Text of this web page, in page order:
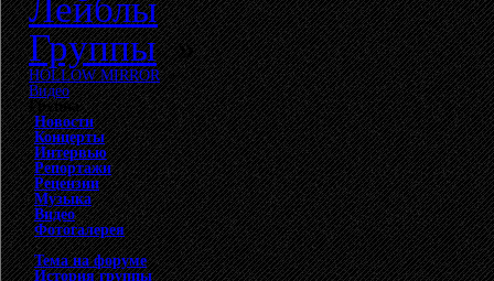
Лейблы
Группы»
HOLLOW MIRROR»
Видео
Группа
Новости
Концерты
Интервью
Репортажи
Рецензии
Музыка
Видео
Фотогалерея
Тема на форуме
История группы